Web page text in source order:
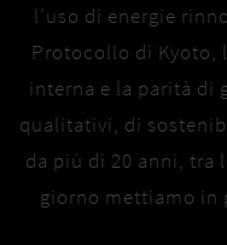
l’uso di energie
Protocollo di Kyoto,
interna e la parità di
qualitativi, di
da più di 20 anni, tra
giorno mettiamo in